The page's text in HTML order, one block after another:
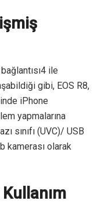
ile
gibi, EOS R8,
iPhone
yapmalarına
sınıfı (UVC)/ USB
kamerası olarak